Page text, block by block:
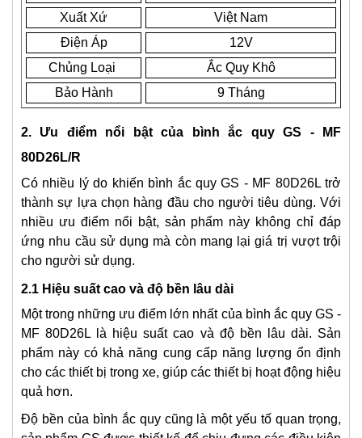
Xuất Xứ
Việt Nam
Điện Áp
12V
Chủng Loại
Ắc Quy Khô
Bảo Hành
9 Tháng
2. Ưu điểm nổi bật của bình ắc quy GS - MF
80D26L/R
Có nhiều lý do khiến bình ắc quy GS - MF 80D26L trở
thành sự lựa chọn hàng đầu cho người tiêu dùng. Với
nhiều ưu điểm nổi bật, sản phẩm này không chỉ đáp
ứng nhu cầu sử dụng mà còn mang lại giá trị vượt trội
cho người sử dụng.
2.1 Hiệu suất cao và độ bền lâu dài
Một trong những ưu điểm lớn nhất của bình ắc quy GS -
MF 80D26L là hiệu suất cao và độ bền lâu dài. Sản
phẩm này có khả năng cung cấp năng lượng ổn định
cho các thiết bị trong xe, giúp các thiết bị hoạt động hiệu
quả hơn.
Độ bền của bình ắc quy cũng là một yếu tố quan trọng,